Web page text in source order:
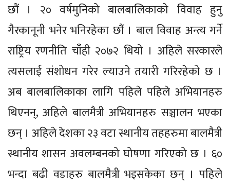
छौं । २० वर्षमुनिको बालबालिकाको विवाह हुनु
गैरकानूनी भनेर भनिरहेका छौं । बाल विवाह अन्त्य गर्ने
राष्ट्रिय रणनीति चाँही २०७२ थियो । अहिले सरकारले
त्यसलाई संशोधन गरेर ल्याउने तयारी गरिरहेको छ ।
अब बालबालिकाका लागि पहिले पहिले अभियानहरु
थिएनन्, अहिले बालमैत्री अभियानहरु सञ्चालन भएका
छन् । अहिले देशका २३ वटा स्थानीय तहहरुमा बालमैत्री
स्थानीय शासन अवलम्बनको घोषणा गरिएको छ । ६०
भन्दा बढी वडाहरु बालमैत्री भइसकेका छन् । पहिले